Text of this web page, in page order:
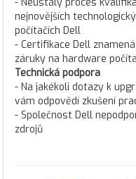
nejnovějších
počítačích Dell
- Certifikace Dell
záruky na hardware
Technická podpora
- Na jakékoli dotazy k
vám odpovědí zkušení
- Společnost Dell
zdrojů